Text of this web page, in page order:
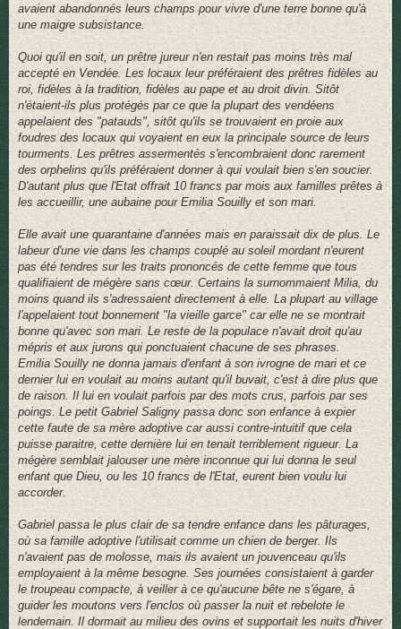
avaient abandonnés leurs champs pour vivre d'une terre bonne qu'à
une maigre subsistance.
Quoi qu'il en soit, un prêtre jureur n'en restait pas moins très mal
accepté en Vendée. Les locaux leur préféraient des prêtres fidèles au
roi, fidèles à la tradition, fidèles au pape et au droit divin. Sitôt
n'étaient-ils plus protégés par ce que la plupart des vendéens
appelaient des "patauds", sitôt qu'ils se trouvaient en proie aux
foudres des locaux qui voyaient en eux la principale source de leurs
tourments. Les prêtres assermentés s'encombraient donc rarement
des orphelins qu'ils préféraient donner à qui voulait bien s'en soucier.
D'autant plus que l'Etat offrait 10 francs par mois aux familles prêtes à
les accueillir, une aubaine pour Emilia Souilly et son mari.
Elle avait une quarantaine d'années mais en paraissait dix de plus. Le
labeur d'une vie dans les champs couplé au soleil mordant n'eurent
pas été tendres sur les traits prononcés de cette femme que tous
qualifiaient de mégère sans cœur. Certains la surnommaient Milia, du
moins quand ils s'adressaient directement à elle. La plupart au village
l'appelaient tout bonnement "la vieille garce" car elle ne se montrait
bonne qu'avec son mari. Le reste de la populace n'avait droit qu'au
mépris et aux jurons qui ponctuaient chacune de ses phrases.
Emilia Souilly ne donna jamais d'enfant à son ivrogne de mari et ce
dernier lui en voulait au moins autant qu'il buvait, c'est à dire plus que
de raison. Il lui en voulait parfois par des mots crus, parfois par ses
poings. Le petit Gabriel Saligny passa donc son enfance à expier
cette faute de sa mère adoptive car aussi contre-intuitif que cela
puisse paraitre, cette dernière lui en tenait terriblement rigueur. La
mégère semblait jalouser une mère inconnue qui lui donna le seul
enfant que Dieu, ou les 10 francs de l'Etat, eurent bien voulu lui
accorder.
Gabriel passa le plus clair de sa tendre enfance dans les pâturages,
où sa famille adoptive l'utilisait comme un chien de berger. Ils
n'avaient pas de molosse, mais ils avaient un jouvenceau qu'ils
employaient à la même besogne. Ses journées consistaient à garder
le troupeau compacte, à veiller à ce qu'aucune bête ne s'égare, à
guider les moutons vers l'enclos où passer la nuit et rebelote le
lendemain. Il dormait au milieu des ovins et supportait les nuits d'hiver